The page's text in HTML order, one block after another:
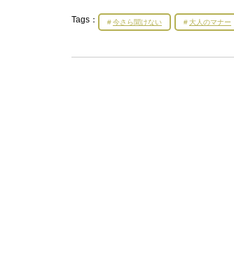
Tags： 今さら聞けない 大人のマナー